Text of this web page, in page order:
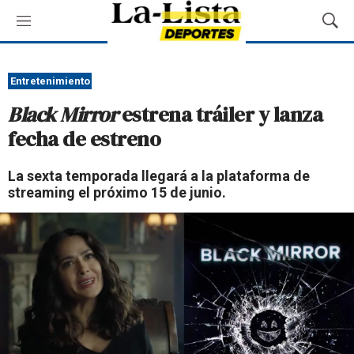
M
e
ú
M
o
u
d
a
Entretenimiento
Black Mirrorestrena tráiler y lanza
fecha de estreno
La sexta temporada llegará a la plataforma de
streaming el próximo 15 de junio.